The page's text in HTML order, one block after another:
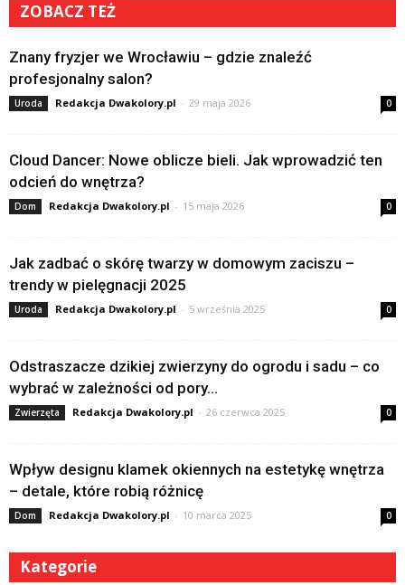
ZOBACZ TEŻ
Znany fryzjer we Wrocławiu – gdzie znaleźć
profesjonalny salon?
Uroda Redakcja Dwakolory.pl - 29 maja 2026 0
Cloud Dancer: Nowe oblicze bieli. Jak wprowadzić ten
odcień do wnętrza?
Dom Redakcja Dwakolory.pl - 15 maja 2026 0
Jak zadbać o skórę twarzy w domowym zaciszu –
trendy w pielęgnacji 2025
Uroda Redakcja Dwakolory.pl - 5 września 2025 0
Odstraszacze dzikiej zwierzyny do ogrodu i sadu – co
wybrać w zależności od pory...
Zwierzęta Redakcja Dwakolory.pl - 26 czerwca 2025 0
Wpływ designu klamek okiennych na estetykę wnętrza
– detale, które robią różnicę
Dom Redakcja Dwakolory.pl - 10 marca 2025 0
Kategorie